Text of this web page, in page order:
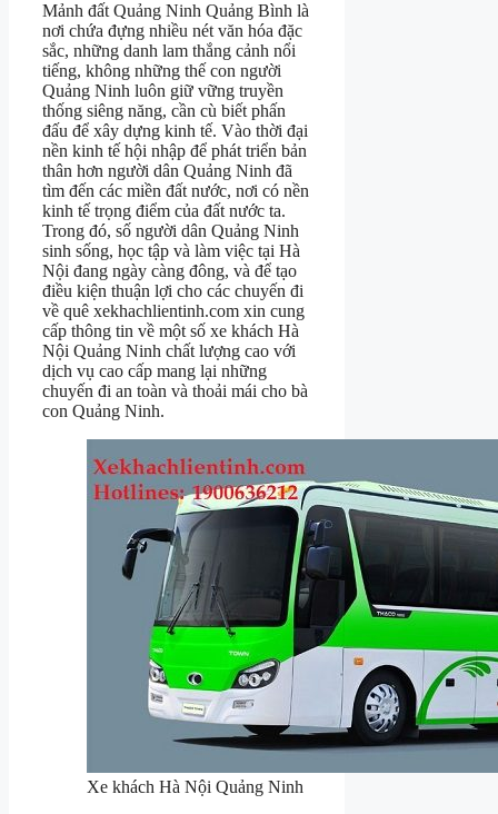
Mảnh đất Quảng Ninh Quảng Bình là
nơi chứa đựng nhiều nét văn hóa đặc
sắc, những danh lam thắng cảnh nổi
tiếng, không những thế con người
Quảng Ninh luôn giữ vững truyền
thống siêng năng, cần cù biết phấn
đấu để xây dựng kinh tế. Vào thời đại
nền kinh tế hội nhập để phát triển bản
thân hơn người dân Quảng Ninh đã
tìm đến các miền đất nước, nơi có nền
kinh tế trọng điểm của đất nước ta.
Trong đó, số người dân Quảng Ninh
sinh sống, học tập và làm việc tại Hà
Nội đang ngày càng đông, và để tạo
điều kiện thuận lợi cho các chuyến đi
về quê xekhachlientinh.com xin cung
cấp thông tin về một số xe khách Hà
Nội Quảng Ninh chất lượng cao với
dịch vụ cao cấp mang lại những
chuyến đi an toàn và thoải mái cho bà
con Quảng Ninh.
Xe khách Hà Nội Quảng Ninh